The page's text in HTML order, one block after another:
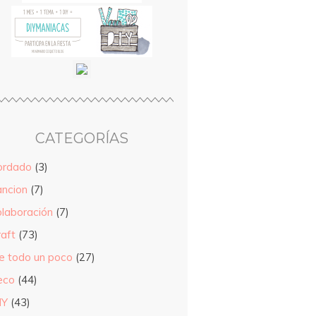
CATEGORÍAS
(3)
(7)
(7)
(73)
todo un poco (27)
(44)
(43)